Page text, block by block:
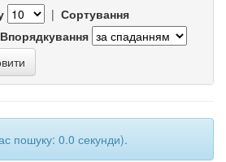
| Сортування
Впорядкування
пошуку: 0.0 секунди).